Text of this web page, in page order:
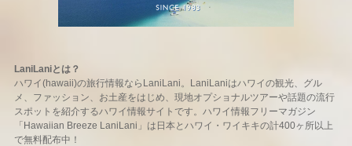
LaniLaniとは？
ハワイ(hawaii)の旅行情報ならLaniLani。LaniLaniはハワイの観光、グル
メ、ファッション、お土産をはじめ、現地オプショナルツアーや話題の流行
スポットを紹介するハワイ情報サイトです。ハワイ情報フリーマガジン
「Hawaiian Breeze LaniLani」は日本とハワイ・ワイキキの計400ヶ所以上
で無料配布中！